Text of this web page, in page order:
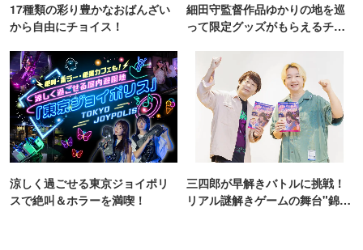
17種類の彩り豊かなおばんざい
から自由にチョイス！
細田守監督作品ゆかりの地を巡
って限定グッズがもらえるチャ
涼しく過ごせる東京ジョイポリ
スで絶叫＆ホラーを満喫！
三四郎が早解きバトルに挑戦！
リアル謎解きゲームの舞台"錦糸